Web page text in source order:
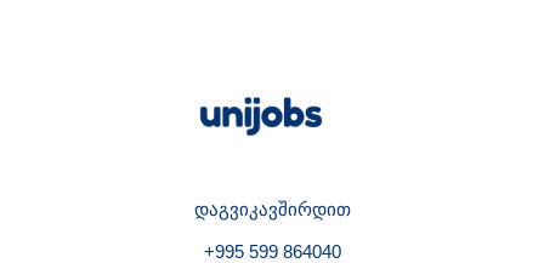
დაგვიკავშირდით
+995 599 864040